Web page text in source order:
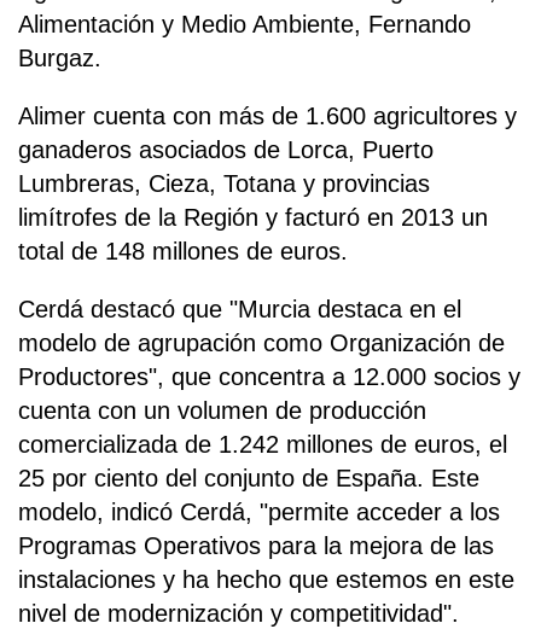
Alimentación y Medio Ambiente, Fernando
Burgaz.
Alimer cuenta con más de 1.600 agricultores y
ganaderos asociados de Lorca, Puerto
Lumbreras, Cieza, Totana y provincias
limítrofes de la Región y facturó en 2013 un
total de 148 millones de euros.
Cerdá destacó que "Murcia destaca en el
modelo de agrupación como Organización de
Productores", que concentra a 12.000 socios y
cuenta con un volumen de producción
comercializada de 1.242 millones de euros, el
25 por ciento del conjunto de España. Este
modelo, indicó Cerdá, "permite acceder a los
Programas Operativos para la mejora de las
instalaciones y ha hecho que estemos en este
nivel de modernización y competitividad".